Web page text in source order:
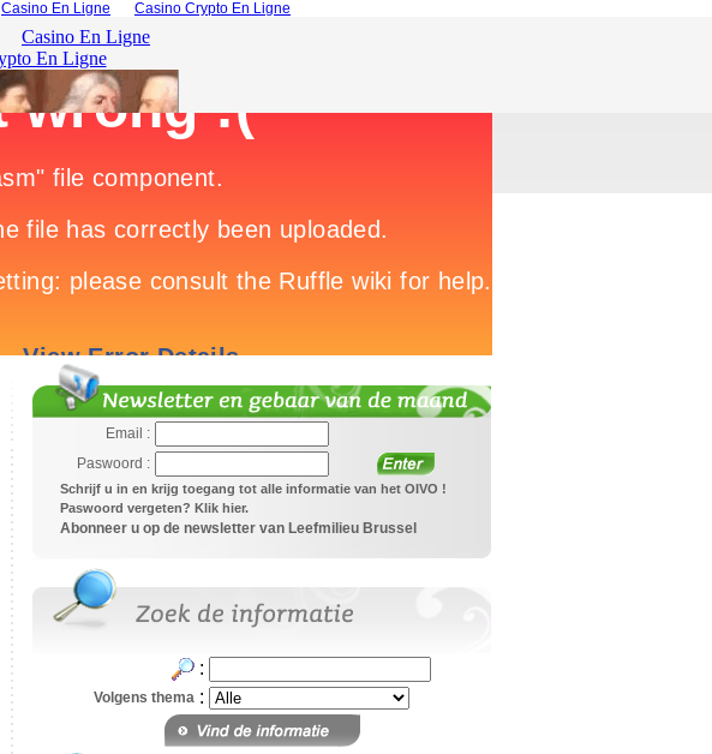
Casino En Ligne Casino Crypto En Ligne
Email :
Paswoord :
Schrijf u in en krijg toegang tot alle informatie van het OIVO !
Paswoord vergeten? Klik hier.
Abonneer u op de newsletter van Leefmilieu Brussel
:
Volgens thema :